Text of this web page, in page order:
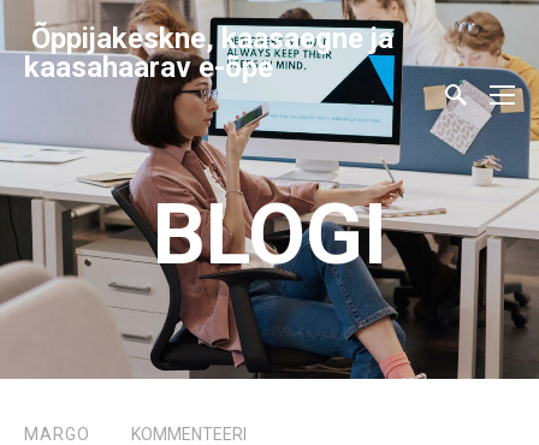
Õppijakeskne, kaasaegne ja
kaasahaarav e-õpe
BLOGI
MARGO KOMMENTEERI